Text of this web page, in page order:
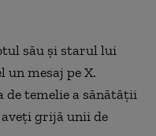
său şi starul lui
un mesaj pe X.
de temelie a sănătăţii
grijă unii de